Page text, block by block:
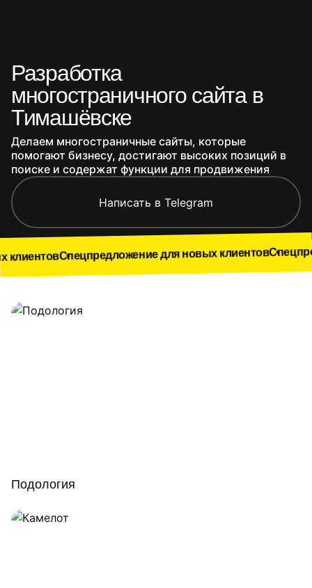
Разработка
многостраничного сайта в
Тимашёвске
Делаем многостраничные сайты, которые
помогают бизнесу, достигают высоких позиций в
поиске и содержат функции для продвижения
Написать в Telegram
для новых клиентовСпецпредложение
Наши работы
Подология